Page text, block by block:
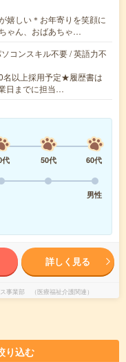
嬉しい＊お年寄りを笑顔に
ゃん、おばあちゃ…
コンスキル不要 / 英語力不
以上採用予定★履歴書は
日までに担当…
代 50代
60代
男性
詳しく見る
事業部 （医療福祉介護関連）
り込む